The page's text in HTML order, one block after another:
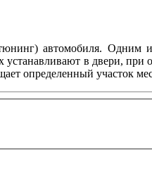
автомобиля. Одним
в двери,
определенный участок